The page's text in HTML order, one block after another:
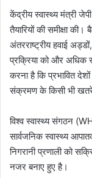
केंद्रीय स्वास्थ्य मंत्री
तैयारियों की समीक्षा
अंतरराष्ट्रीय हवाई
प्रक्रिया को और अधिक
करना है कि प्रभावित
संक्रमण के किसी भी
विश्व स्वास्थ्य संगठन
सार्वजनिक स्वास्थ्य
निगरानी प्रणाली को
नजर बनाए हुए है।